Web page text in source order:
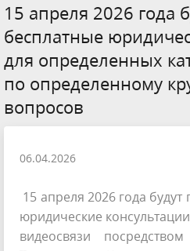
15 апреля 2026 года
бесплатные
для определенных
по определенному
вопросов
06.04.2026
15 апреля 2026 года
юридические
видеосвязи